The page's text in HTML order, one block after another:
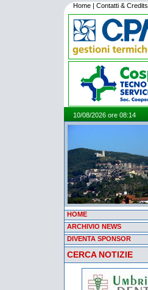
Home | Contatti & Credits
10/08/2026 ore 08:14
HOME
ARCHIVIO NEWS
DIVENTA SPONSOR
CERCA NOTIZIE